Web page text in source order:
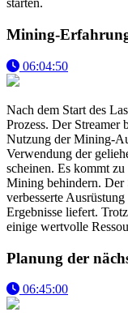
starten.
Mining-
06:04:50
Nach dem Start des
Prozess. Der Streamer
Nutzung der Mining-
Verwendung der
scheinen. Es kommt
Mining behindern. Der
verbesserte
Ergebnisse liefert.
einige wertvolle
Planung der
06:45:00